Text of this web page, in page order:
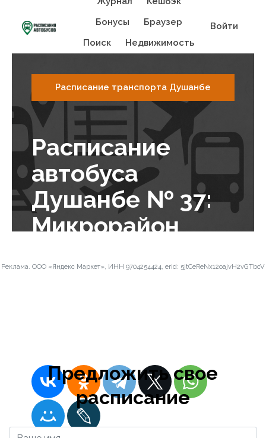
Бонусы
Браузер
Поиск
Недвижимость
Войти
Расписание транспорта Душанбе
Расписание
автобуса
Душанбе № 37:
Микрорайон
Посёлок
Реклама. ООО «Яндекс Маркет», ИНН 9704254424, erid: 5jtCeReNx12oajvH2vGTbcV
Предложить свое
расписание